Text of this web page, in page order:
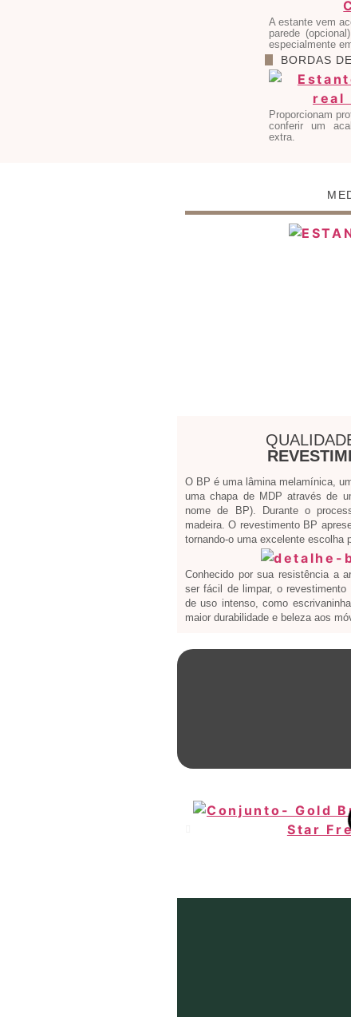
A estante vem
parede
especialmente
BORDAS DE
Proporcionam
conferir um
extra.
O BP é uma lâmina melamínica,
uma chapa de MDP através de
nome de BP). Durante o
madeira. O revestimento BP
tornando-o uma excelente escolha
Conhecido por sua resistência a
ser fácil de limpar, o
de uso intenso, como
maior durabilidade e beleza aos